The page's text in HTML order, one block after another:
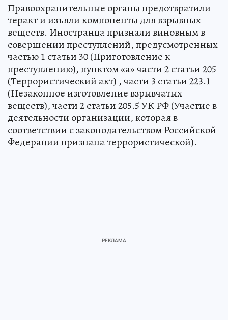
Правоохранительные органы предотвратили
теракт и изъяли компоненты для взрывных
веществ. Иностранца признали виновным в
совершении преступлений, предусмотренных
частью 1 статьи 30 (Приготовление к
преступлению), пунктом «а» части 2 статьи 205
(Террористический акт) , части 3 статьи 223.1
(Незаконное изготовление взрывчатых
веществ), части 2 статьи 205.5 УК РФ (Участие в
деятельности организации, которая в
соответствии с законодательством Российской
Федерации признана террористической).